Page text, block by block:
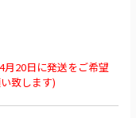
20日に発送をご希望
致します)